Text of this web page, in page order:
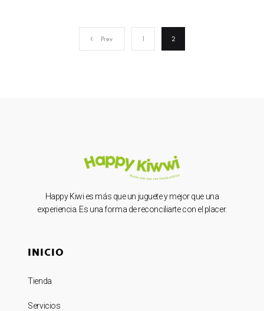
Prev 1 2
Happy Kiwi es más que un juguete y mejor que una
experiencia. Es una forma de reconciliarte con el placer.
INICIO
Tienda
Servicios